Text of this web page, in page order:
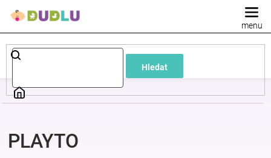
Hledat
Dětské
a
oblečení
PLAYTO